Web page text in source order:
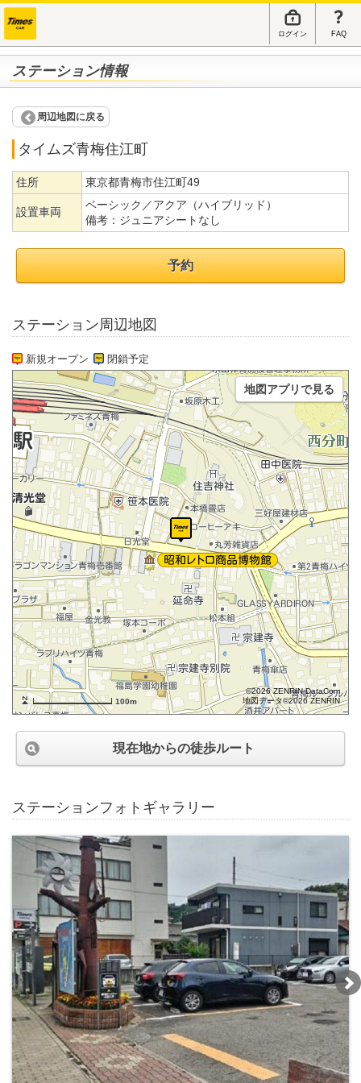
ログイン FAQ
ステーション情報
周辺地図に戻る
タイムズ青梅住江町
住所 東京都青梅市住江町49
設置車両
ベーシック／アクア（ハイブリッド）
備考： ジュニアシートなし
予約
ステーション周辺地図
新規オープン 閉鎖予定
100m
©2026 ZENRIN DataCom
地図データ©2026 ZENRIN
地図アプリで見る
現在地からの徒歩ルート
ステーションフォトギャラリー